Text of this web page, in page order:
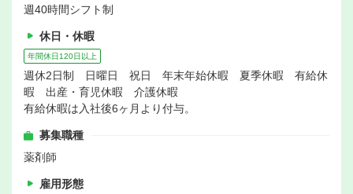
週40時間シフト制
休日・休暇
年間休日120日以上
週休2日制 日曜日 祝日 年末年始休暇 夏季休暇 有給休
暇 出産・育児休暇 介護休暇
有給休暇は入社後6ヶ月より付与。
募集職種
薬剤師
雇用形態